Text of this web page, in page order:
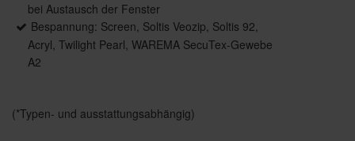
bei Austausch der Fenster
Bespannung: Screen, Soltis Veozip, Soltis 92,
Acryl, Twilight Pearl, WAREMA SecuTex-Gewebe
A2
(*Typen- und ausstattungsabhängig)